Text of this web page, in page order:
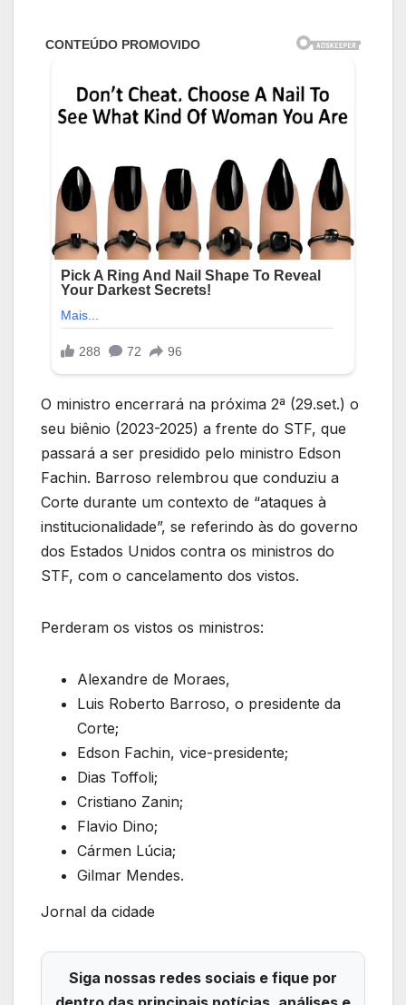
O ministro encerrará na próxima 2ª (29.set.) o
seu biênio (2023-2025) a frente do STF, que
passará a ser presidido pelo ministro Edson
Fachin. Barroso relembrou que conduziu a
Corte durante um contexto de “ataques à
institucionalidade”, se referindo às do governo
dos Estados Unidos contra os ministros do
STF, com o cancelamento dos vistos.
Perderam os vistos os ministros:
Alexandre de Moraes,
Luis Roberto Barroso, o presidente da
Corte;
Edson Fachin, vice-presidente;
Dias Toffoli;
Cristiano Zanin;
Flavio Dino;
Cármen Lúcia;
Gilmar Mendes.
Jornal da cidade
Siga nossas redes sociais e fique por